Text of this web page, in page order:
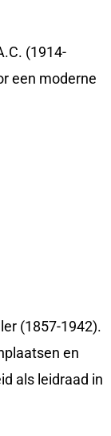
(1914-
een moderne
(1857-1942).
en
als leidraad in